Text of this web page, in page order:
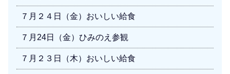
７月２４日（金）おいしい給食
７月24日（金）ひみのえ参観
７月２３日（木）おいしい給食